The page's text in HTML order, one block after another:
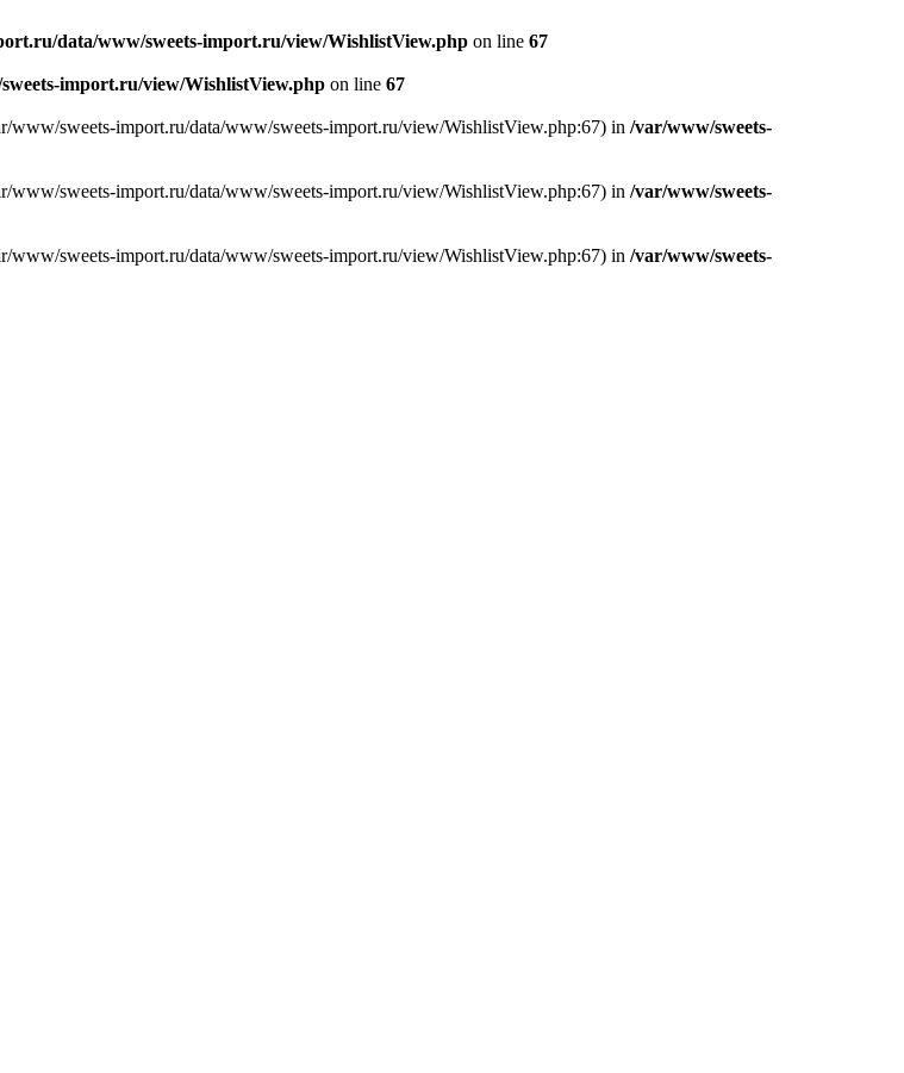
data/www/sweets-import.ru/view/WishlistView.php on line 67
import.ru/view/WishlistView.php on line 67
www/sweets-import.ru/data/www/sweets-import.ru/view/WishlistView.php:67) in /var/www/sweets-
www/sweets-import.ru/data/www/sweets-import.ru/view/WishlistView.php:67) in /var/www/sweets-
www/sweets-import.ru/data/www/sweets-import.ru/view/WishlistView.php:67) in /var/www/sweets-